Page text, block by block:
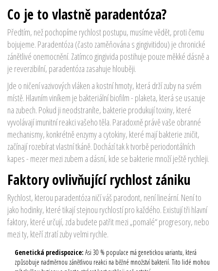
Co je to vlastně paradentóza?
Předtím, než pochopíme rychlost postupu, musíme vědět, proti čemu
bojujeme. Paradentóza (často zaměňována s gingivitidou) je chronické
zánětlivé onemocnění. Zatímco gingivida postihuje pouze měkké dásně a
je reverzibilní, paradentóza zasahuje hlouběji.
Jde o ničení vazivových vláken a kostní hmoty, která drží zuby na svém
místě. Hlavním viníkem je bakteriální biofilm - plaketa, která se usazuje
na zubech. Pokud ji neodstraníte, bakterie produkují toxiny, které
vyvolávají imunitní reakci vašeho těla. Paradoxně právě vaše obranné
mechanismy, konkrétně enzymy a cytokiny, které mají bakterie zničit,
začínají rozebírat vlastní tkáně. Dochází tak k tvorbě periodontálních
kapes - mezer mezi zubem a dásní, kde se bakterie množí ještě rychleji.
Faktory ovlivňující rychlost zániku
Rychlost, kterou paradentóza ničí váš parodont, není lineární. Není to
jako hodinky, které tikají stejnou rychlostí pro každého. Existují tři hlavní
faktory, které určují, zda budete patřit mezi „pomalé“ progresory, nebo
mezi ty, kteří ztratí zuby velmi rychle.
Genetická predispozice: Asi 30 % populace má genetickou variantu, která
způsobuje nadměrnou zánětlivou reakci na běžné množství bakterií. Tito lidé mohou